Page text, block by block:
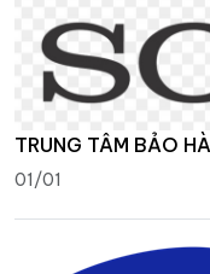
TRUNG TÂM BẢO
01/01